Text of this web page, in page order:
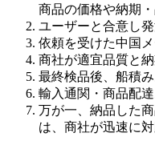
商品の価格や納期
ユーザーと合意し発
依頼を受けた中国
商社が適宜品質と納
最終検品後、船積み
輸入通関・商品配達
万が一、納品した
は、商社が迅速に対